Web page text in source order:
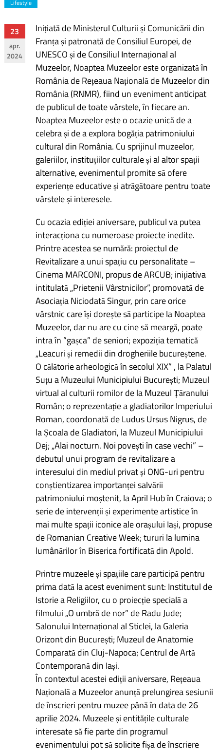
Lifestyle
23
apr.
2024
Inițiată de Ministerul Culturii și Comunicării din
Franța și patronată de Consiliul Europei, de
UNESCO și de Consiliul Internațional al
Muzeelor, Noaptea Muzeelor este organizată în
România de Rețeaua Națională de Muzeelor din
România (RNMR), fiind un eveniment anticipat
de publicul de toate vârstele, în fiecare an.
Noaptea Muzeelor este o ocazie unică de a
celebra și de a explora bogăția patrimoniului
cultural din România. Cu sprijinul muzeelor,
galeriilor, instituțiilor culturale și al altor spații
alternative, evenimentul promite să ofere
experiențe educative și atrăgătoare pentru toate
vârstele și interesele.
Cu ocazia ediției aniversare, publicul va putea
interacționa cu numeroase proiecte inedite.
Printre acestea se numără: proiectul de
Revitalizare a unui spațiu cu personalitate –
Cinema MARCONI, propus de ARCUB; inițiativa
intitulată „Prietenii Vârstnicilor”, promovată de
Asociația Niciodată Singur, prin care orice
vârstnic care își dorește să participe la Noaptea
Muzeelor, dar nu are cu cine să meargă, poate
intra în ”gașca” de seniori; expoziția tematică
„Leacuri și remedii din drogheriile bucureștene.
O călătorie arheologică în secolul XIX” , la Palatul
Suțu a Muzeului Municipiului București; Muzeul
virtual al culturii romilor de la Muzeul Țăranului
Român; o reprezentație a gladiatorilor Imperiului
Roman, coordonată de Ludus Ursus Nigrus, de
la Școala de Gladiatori, la Muzeul Municipiului
Dej; „Alai nocturn. Noi povești în case vechi” –
debutul unui program de revitalizare a
interesului din mediul privat și ONG-uri pentru
conștientizarea importanței salvării
patrimoniului moștenit, la April Hub în Craiova; o
serie de intervenții și experimente artistice în
mai multe spații iconice ale orașului Iași, propuse
de Romanian Creative Week; tururi la lumina
lumânărilor în Biserica fortificată din Apold.
Printre muzeele și spațiile care participă pentru
prima dată la acest eveniment sunt: Institutul de
Istorie a Religiilor, cu o proiecție specială a
filmului „O umbră de nor” de Radu Jude;
Salonului Internațional al Sticlei, la Galeria
Orizont din București; Muzeul de Anatomie
Comparată din Cluj-Napoca; Centrul de Artă
Contemporană din Iași.
În contextul acestei ediții aniversare, Rețeaua
Națională a Muzeelor anunță prelungirea sesiunii
de înscrieri pentru muzee până în data de 26
aprilie 2024. Muzeele și entitățile culturale
interesate să fie parte din programul
evenimentului pot să solicite fișa de înscriere
Navigare
în
articole